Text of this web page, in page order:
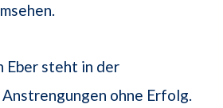
Eber steht in der
ohne Erfolg.